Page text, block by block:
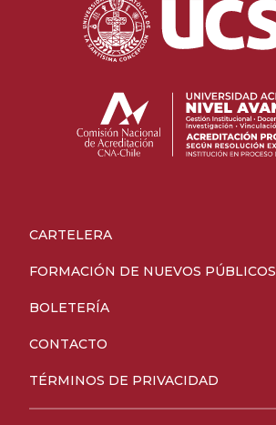
CARTELERA
FORMACIÓN DE NUEVOS PÚBLICOS
BOLETERÍA
CONTACTO
TÉRMINOS DE PRIVACIDAD